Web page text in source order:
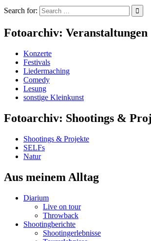
Search for:
Fotoarchiv: Veranstaltungen
Konzerte
Festivals
Liedermaching
Comedy
Lesung
sonstige Kleinkunst
Fotoarchiv: Shootings &
Shootings & Projekte
SELFs
Natur
Aus meinem Alltag
Diarium
Live on tour
Throwback
Shootingberichte
Shootingerlebnisse